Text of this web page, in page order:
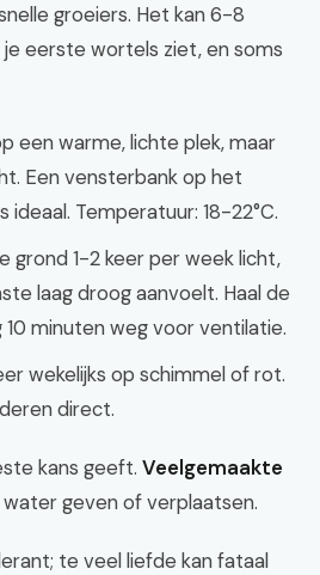
groeiers. Het kan 6-8
eerste wortels ziet, en soms
een warme, lichte plek, maar
Een vensterbank op het
Temperatuur: 18-22°C.
grond 1-2 keer per week licht,
laag droog aanvoelt. Haal de
10 minuten weg voor ventilatie.
wekelijks op schimmel of rot.
direct.
kans geeft. Veelgemaakte
geven of verplaatsen.
te veel liefde kan fataal